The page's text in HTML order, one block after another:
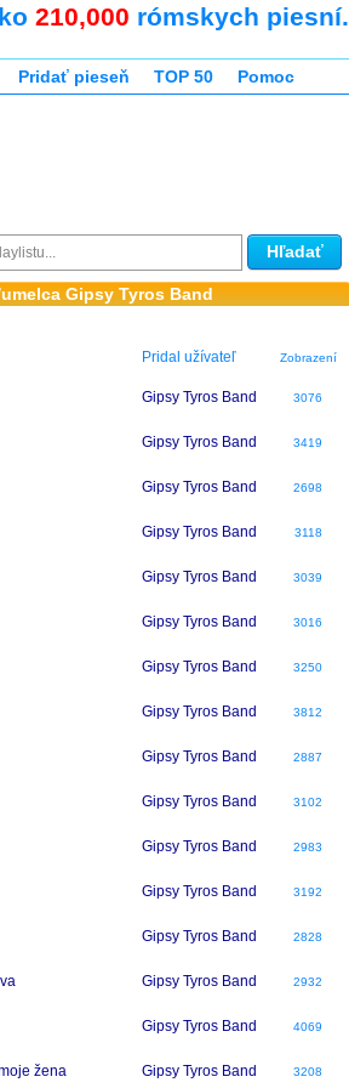
210,000 rómskych piesní.
Pridať pieseň TOP 50 Pomoc
Hľadať
Gipsy Tyros Band
Pridal užívateľ Zobrazení
Gipsy Tyros Band 3076
Gipsy Tyros Band 3419
Gipsy Tyros Band 2698
Gipsy Tyros Band 3118
Gipsy Tyros Band 3039
Gipsy Tyros Band 3016
Gipsy Tyros Band 3250
Gipsy Tyros Band 3812
Gipsy Tyros Band 2887
Gipsy Tyros Band 3102
Gipsy Tyros Band 2983
Gipsy Tyros Band 3192
Gipsy Tyros Band 2828
Gipsy Tyros Band 2932
Gipsy Tyros Band 4069
žena Gipsy Tyros Band 3208